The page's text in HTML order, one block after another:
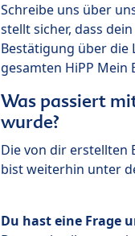
Schreibe uns über
stellt sicher, dass
Bestätigung über die
gesamten HiPP Mein
Was passiert
wurde?
Die von dir erstellten
bist weiterhin unter
Du hast eine Frage